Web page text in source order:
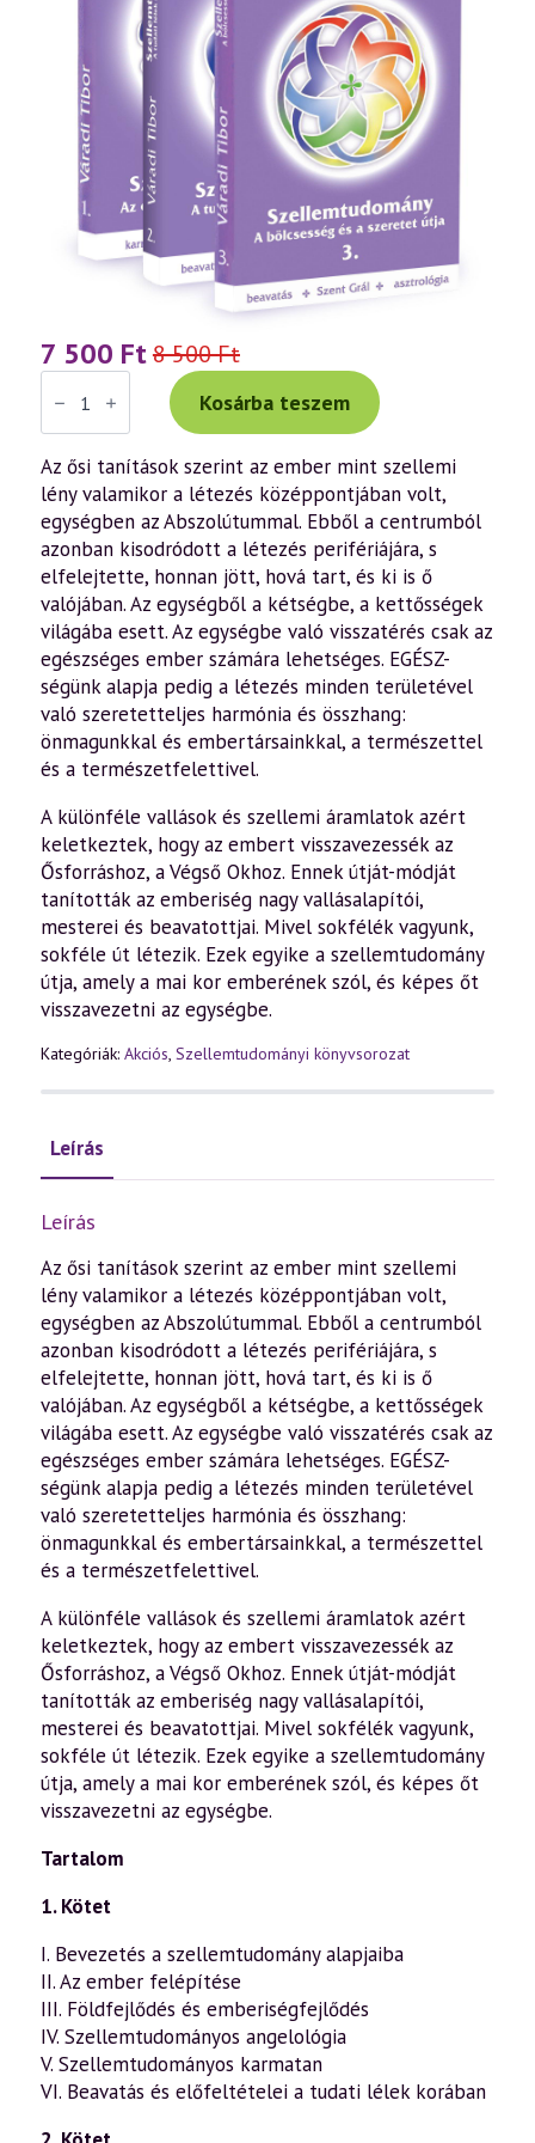
8 500Ft
Original
price
was:
8
500 Ft.
7 500 Ft
Current
price
is:
7
500 Ft.
Szellemtudományos
könyvcsomag
II-
III.
rész)
mennyiség
Kosárba teszem
Az ősi tanítások szerint az ember mint szellemi
lény valamikor a létezés középpontjában volt,
egységben az Abszolútummal. Ebből a centrumból
azonban kisodródott a létezés perifériájára, s
elfelejtette, honnan jött, hová tart, és ki is ő
valójában. Az egységből a kétségbe, a kettősségek
világába esett. Az egységbe való visszatérés csak az
egészséges ember számára lehetséges. EGÉSZ-
ségünk alapja pedig a létezés minden területével
való szeretetteljes harmónia és összhang:
önmagunkkal és embertársainkkal, a természettel
és a természetfelettivel.
A különféle vallások és szellemi áramlatok azért
keletkeztek, hogy az embert visszavezessék az
Ősforráshoz, a Végső Okhoz. Ennek útját-módját
tanították az emberiség nagy vallásalapítói,
mesterei és beavatottjai. Mivel sokfélék vagyunk,
sokféle út létezik. Ezek egyike a szellemtudomány
útja, amely a mai kor emberének szól, és képes őt
visszavezetni az egységbe.
Kategóriák: Akciós, Szellemtudományi könyvsorozat
Leírás
Leírás
Az ősi tanítások szerint az ember mint szellemi
lény valamikor a létezés középpontjában volt,
egységben az Abszolútummal. Ebből a centrumból
azonban kisodródott a létezés perifériájára, s
elfelejtette, honnan jött, hová tart, és ki is ő
valójában. Az egységből a kétségbe, a kettősségek
világába esett. Az egységbe való visszatérés csak az
egészséges ember számára lehetséges. EGÉSZ-
ségünk alapja pedig a létezés minden területével
való szeretetteljes harmónia és összhang:
önmagunkkal és embertársainkkal, a természettel
és a természetfelettivel.
A különféle vallások és szellemi áramlatok azért
keletkeztek, hogy az embert visszavezessék az
Ősforráshoz, a Végső Okhoz. Ennek útját-módját
tanították az emberiség nagy vallásalapítói,
mesterei és beavatottjai. Mivel sokfélék vagyunk,
sokféle út létezik. Ezek egyike a szellemtudomány
útja, amely a mai kor emberének szól, és képes őt
visszavezetni az egységbe.
Tartalom
1. Kötet
I. Bevezetés a szellemtudomány alapjaiba
II. Az ember felépítése
III. Földfejlődés és emberiségfejlődés
IV. Szellemtudományos angelológia
V. Szellemtudományos karmatan
VI. Beavatás és előfeltételei a tudati lélek korában